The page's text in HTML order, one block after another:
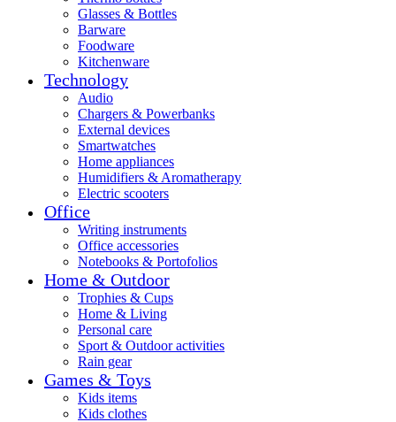
Glasses & Bottles
Barware
Foodware
Kitchenware
Technology
Audio
Chargers & Powerbanks
External devices
Smartwatches
Home appliances
Humidifiers & Aromatherapy
Electric scooters
Office
Writing instruments
Office accessories
Notebooks & Portofolios
Home & Outdoor
Trophies & Cups
Home & Living
Personal care
Sport & Outdoor activities
Rain gear
Games & Toys
Kids items
Kids clothes